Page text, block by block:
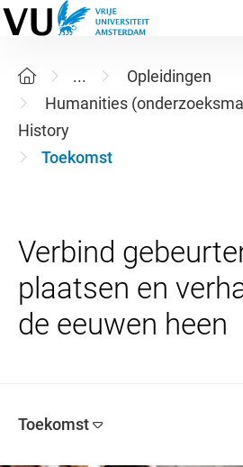
...
Opleidingen
Humanities
History
Toekomst
Verbind
plaatsen en
Toekomst